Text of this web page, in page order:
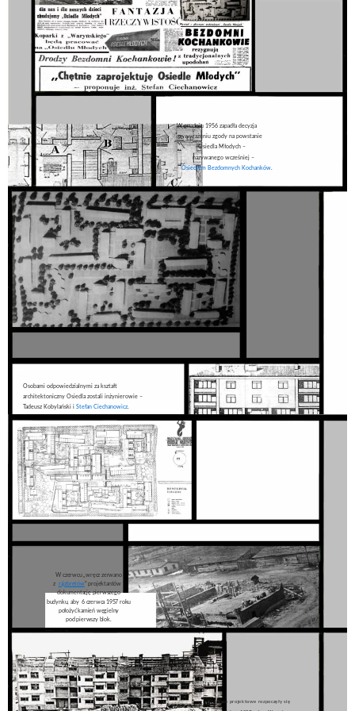
W grudniu 1956 zapadła decyzja
o wyrażeniu zgody na powstanie
Osiedla Młodych –
nazywanego wcześniej –
Osiedlem Bezdomnych Kochanków.
Osobami odpowiedzialnymi za kształt
architektoniczny Osiedla zostali inżynierowie –
Tadeusz Kobylański i Stefan Ciechanowicz.
W czerwcu „wręcz zerwano
z rajzbretów” projektantów
dokumentację pierwszego
budynku, aby 6 czerwca 1957 roku
położyć kamień węgielny
pod pierwszy blok.
Prace projektowe rozpoczęły się